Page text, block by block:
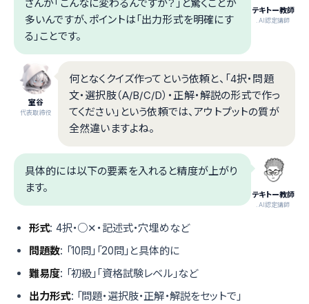
テキトー教師
.AI認定講師
さんが「こんなに変わるんですか？」と驚くことが
多いんですが、ポイントは「出力形式を明確にす
る」ことです。
室谷
代表取締役
何となくクイズ作ってという依頼と、「4択・問題
文・選択肢（A/B/C/D）・正解・解説の形式で作っ
てください」という依頼では、アウトプットの質が
全然違いますよね。
テキトー教師
.AI認定講師
具体的には以下の要素を入れると精度が上がり
ます。
形式: 4択・○✕・記述式・穴埋めなど
問題数: 「10問」「20問」と具体的に
難易度: 「初級」「資格試験レベル」など
出力形式: 「問題・選択肢・正解・解説をセットで」